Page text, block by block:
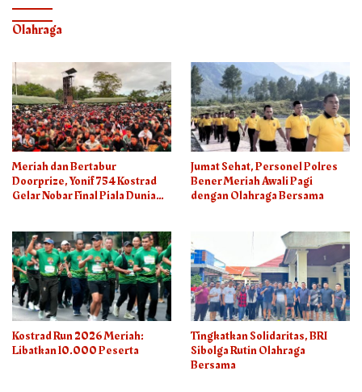
Olahraga
Meriah dan Bertabur
Doorprize, Yonif 754 Kostrad
Gelar Nobar Final Piala Dunia
Jumat Sehat, Personel Polres
Bener Meriah Awali Pagi
dengan Olahraga Bersama
Kostrad Run 2026 Meriah:
Libatkan 10.000 Peserta
Tingkatkan Solidaritas, BRI
Sibolga Rutin Olahraga
Bersama